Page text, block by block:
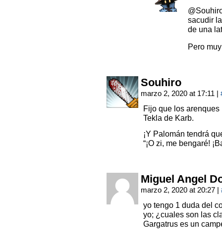
sacudir
de una
Pero
Souhiro
marzo 2, 2020 at 17:11 |
Fijo que los
Tekla de Karb.
¡Y Palomán tendrá
“¡O zi, me bengaré!
Miguel Angel
marzo 2, 2020 at 20:27 |
yo tengo 1 duda del
yo; ¿cuales son las
Gargatrus es un